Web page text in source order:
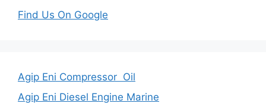
Find Us On Google
Agip Eni Compressor Oil
Agip Eni Diesel Engine Marine